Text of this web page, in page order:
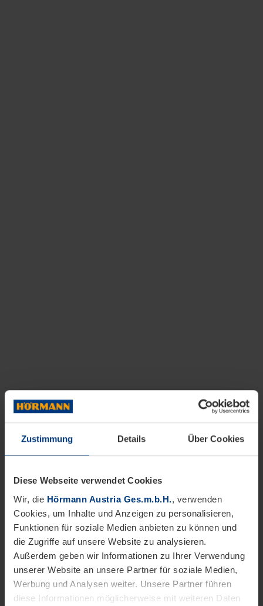
Zustimmung Details Über Cookies
Diese Webseite verwendet Cookies
Wir, die Hörmann Austria Ges.m.b.H., verwenden
Cookies, um Inhalte und Anzeigen zu personalisieren,
Funktionen für soziale Medien anbieten zu können und
die Zugriffe auf unsere Website zu analysieren.
Außerdem geben wir Informationen zu Ihrer Verwendung
unserer Website an unsere Partner für soziale Medien,
Werbung und Analysen weiter. Unsere Partner führen
diese Informationen möglicherweise mit weiteren Daten